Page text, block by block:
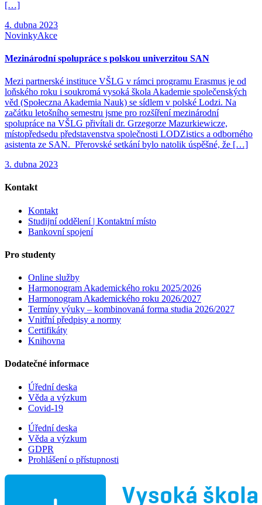
[…]
4. dubna 2023
NovinkyAkce
Mezinárodní spolupráce s polskou univerzitou SAN
Mezi partnerské instituce VŠLG v rámci programu Erasmus je od
loňského roku i soukromá vysoká škola Akademie společenských
věd (Społeczna Akademia Nauk) se sídlem v polské Lodzi. Na
začátku letošního semestru jsme pro rozšíření mezinárodní
spolupráce na VŠLG přivítali dr. Grzegorze Mazurkiewicze,
místopředsedu představenstva společnosti LODZistics a odborného
asistenta ze SAN. Přerovské setkání bylo natolik úspěšné, že […]
3. dubna 2023
Kontakt
Kontakt
Studijní oddělení | Kontaktní místo
Bankovní spojení
Pro studenty
Online služby
Harmonogram Akademického roku 2025/2026
Harmonogram Akademického roku 2026/2027
Termíny výuky – kombinovaná forma studia 2026/2027
Vnitřní předpisy a normy
Certifikáty
Knihovna
Dodatečné informace
Úřední deska
Věda a výzkum
Covid-19
Úřední deska
Věda a výzkum
GDPR
Prohlášení o přístupnosti